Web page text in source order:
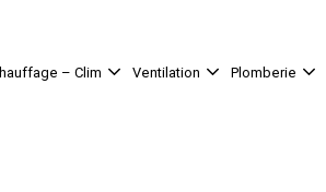
– Clim Ventilation Plomberie